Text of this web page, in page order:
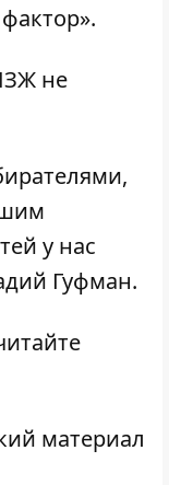
не
у нас
Гуфман.
материал